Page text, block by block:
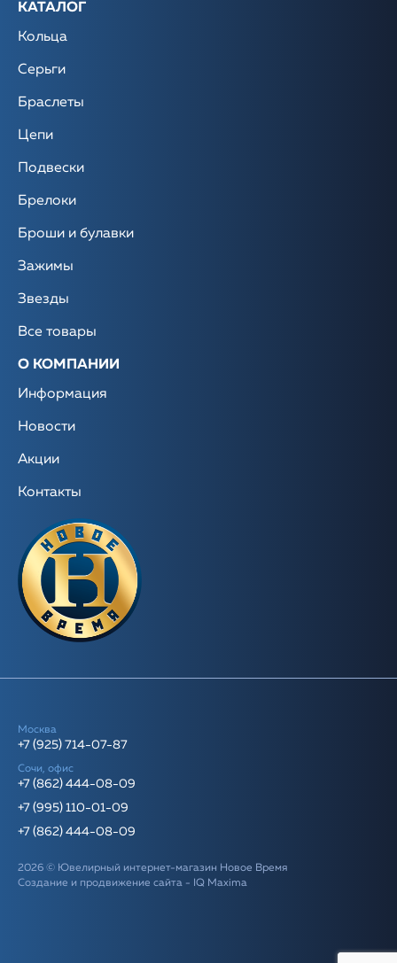
КАТАЛОГ
Кольца
Серьги
Браслеты
Цепи
Подвески
Брелоки
Броши и булавки
Зажимы
Звезды
Все товары
О КОМПАНИИ
Информация
Новости
Акции
Контакты
Москва
+7 (925) 714-07-87
Сочи, офис
+7 (862) 444-08-09
+7 (995) 110-01-09
+7 (862) 444-08-09
2026 © Ювелирный интернет-магазин Новое Время
Создание и продвижение сайта - IQ Maxima